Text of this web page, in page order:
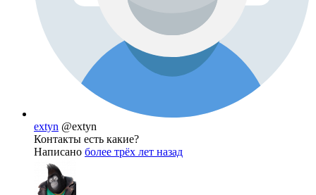
extyn @extyn
Контакты есть какие?
Написано более трёх лет назад